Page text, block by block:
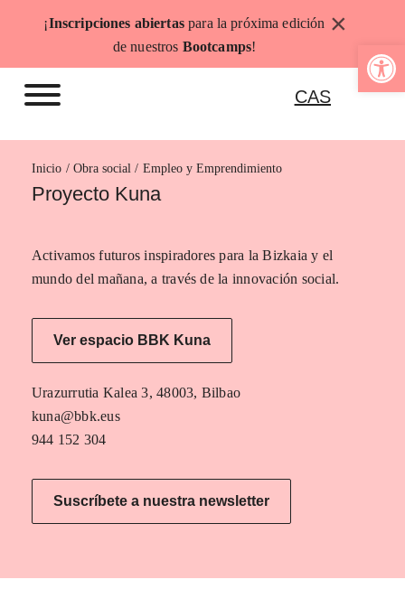
Abrir
¡Inscripciones abiertaspara la próxima edición
de nuestros Bootcamps!
×
CAS
Inicio Empleo y Emprendimiento
Proyecto Kuna
Activamos futuros inspiradores para la Bizkaia y el
mundo del mañana, a través de la innovación social.
Ver espacio BBK Kuna
Urazurrutia Kalea 3, 48003, Bilbao
kuna@bbk.eus
944 152 304
Suscríbete a nuestra newsletter